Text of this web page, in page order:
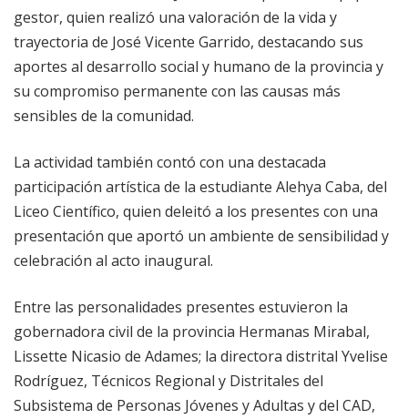
gestor, quien realizó una valoración de la vida y
trayectoria de José Vicente Garrido, destacando sus
aportes al desarrollo social y humano de la provincia y
su compromiso permanente con las causas más
sensibles de la comunidad.
La actividad también contó con una destacada
participación artística de la estudiante Alehya Caba, del
Liceo Científico, quien deleitó a los presentes con una
presentación que aportó un ambiente de sensibilidad y
celebración al acto inaugural.
Entre las personalidades presentes estuvieron la
gobernadora civil de la provincia Hermanas Mirabal,
Lissette Nicasio de Adames; la directora distrital Yvelise
Rodríguez, Técnicos Regional y Distritales del
Subsistema de Personas Jóvenes y Adultas y del CAD,